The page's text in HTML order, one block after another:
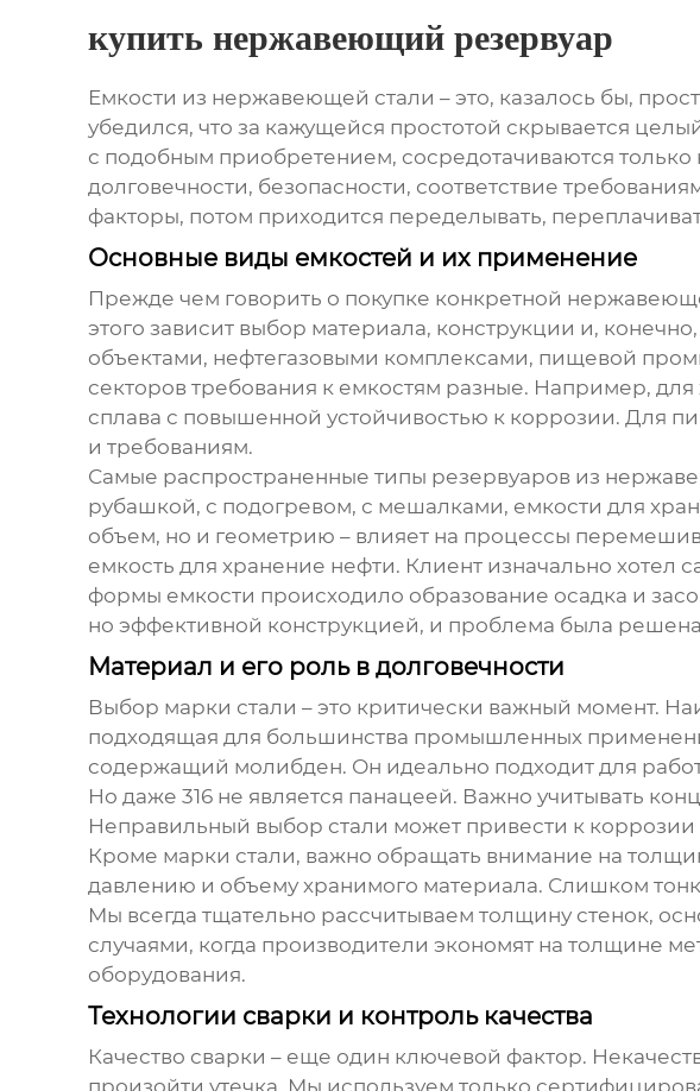
купить нержавеющий резервуар
Емкости из нержавеющей стали – это, казалось бы,
убедился, что за кажущейся простотой скрывается
с подобным приобретением, сосредотачиваются
долговечности, безопасности, соответствие
факторы, потом приходится переделывать,
Основные виды емкостей и их применение
Прежде чем говорить о покупке конкретной
этого зависит выбор материала, конструкции и,
объектами, нефтегазовыми комплексами, пищевой
секторов требования к емкостям разные. Например,
сплава с повышенной устойчивостью к коррозии. Для
и требованиям.
Самые распространенные типы резервуаров из
рубашкой, с подогревом, с мешалками, емкости для
объем, но и геометрию – влияет на процессы
емкость для хранение нефти. Клиент изначально
формы емкости происходило образование осадка и
но эффективной конструкцией, и проблема была
Материал и его роль в долговечности
Выбор марки стали – это критически важный момент.
подходящая для большинства промышленных
содержащий молибден. Он идеально подходит для
Но даже 316 не является панацеей. Важно учитывать
Неправильный выбор стали может привести к
Кроме марки стали, важно обращать внимание на
давлению и объему хранимого материала. Слишком
Мы всегда тщательно рассчитываем толщину стенок,
случаями, когда производители экономят на толщине
оборудования.
Технологии сварки и контроль качества
Качество сварки – еще один ключевой фактор.